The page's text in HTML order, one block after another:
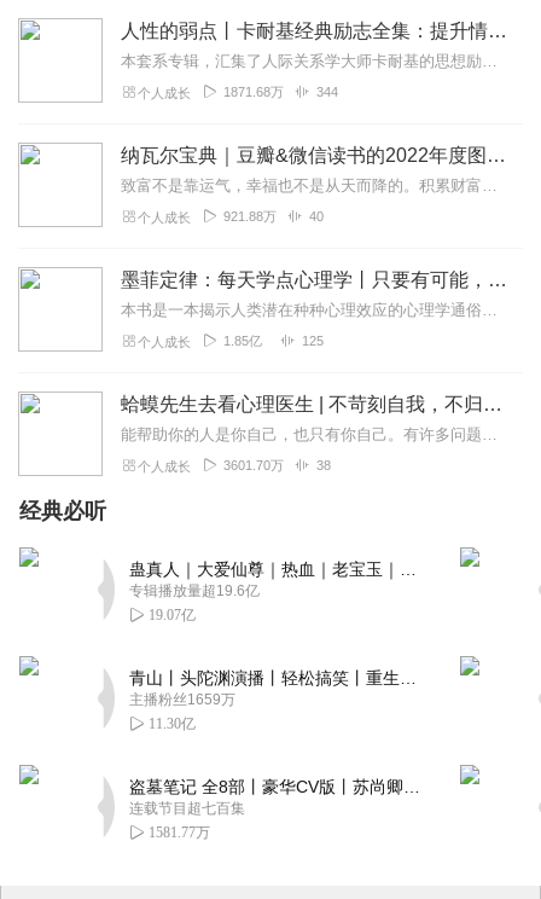
人性的弱点丨卡耐基经典励志全集：提升情商和沟通技巧
本套系专辑，汇集了人际关系学大师卡耐基的思想励志精华，收录《人性的弱点》《人性的优点》《语言的突破》《美好的人生》《快乐的人生》等所有经典！是卡耐基的经典合辑，...
个人成长 1871.68万 344
纳瓦尔宝典｜豆瓣&微信读书的2022年度图书|从白手起家到财务自由
致富不是靠运气，幸福也不是从天而降的。积累财富和幸福生活是我们可以学习的技能。这本书收集整理了硅谷投资人纳瓦尔在过去十年里通过推特、播客和采访等方式分享的人生智...
个人成长 921.88万 40
墨菲定律：每天学点心理学丨只要有可能，就一定会发生
本书是一本揭示人类潜在种种心理效应的心理学通俗读物，其中最有代表性的即“墨菲定律”。与此同时，从自我认知、经济管理等方面入手，作者引出了数十条对现代人工作和生活...
个人成长 1.85亿 125
蛤蟆先生去看心理医生 | 不苛刻自我，不归咎原生家庭，承担人生责任，学会真正独立丨心理学心理咨询入门读物
能帮助你的人是你自己，也只有你自己。有许多问题需要你向自己发问。比如你能停止自我批判吗？你能对自己好一些吗？也许最重要的问题是，你能开始爱自己吗？书中金句一个...
个人成长 3601.70万 38
经典必听
专辑播放量超19.6亿
19.07亿
主播粉丝1659万
11.30亿
连载节目超七百集
1581.77万